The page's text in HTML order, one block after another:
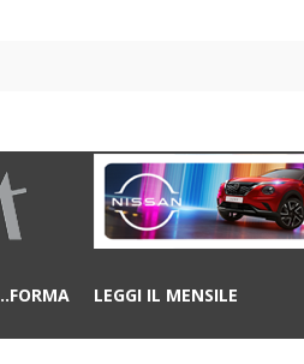
LEGGI IL MENSILE